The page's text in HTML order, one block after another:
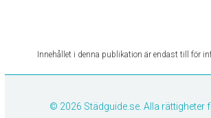
Innehållet i denna publikation är endast till för
© 2026 Städguide.se. Alla rättigheter